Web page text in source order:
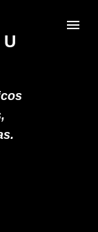
U